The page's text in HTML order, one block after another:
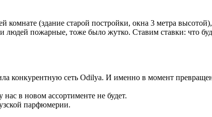
комнате (здание старой постройки, окна 3 метра
пожарные, тоже было жутко. Ставим ставки: что
конкурентную сеть Odilya. И именно в момент
в новом ассортименте не будет.
парфюмерии.